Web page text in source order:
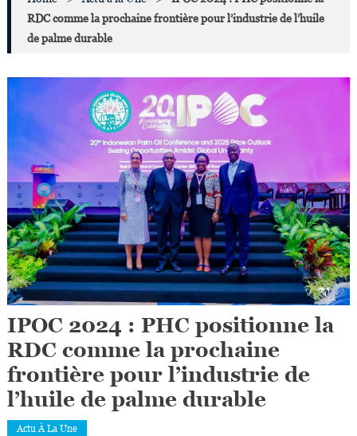
RDC comme la prochaine frontière pour l’industrie de l’huile
de palme durable
IPOC 2024 : PHC positionne la
RDC comme la prochaine
frontière pour l’industrie de
l’huile de palme durable
Actu À La Une